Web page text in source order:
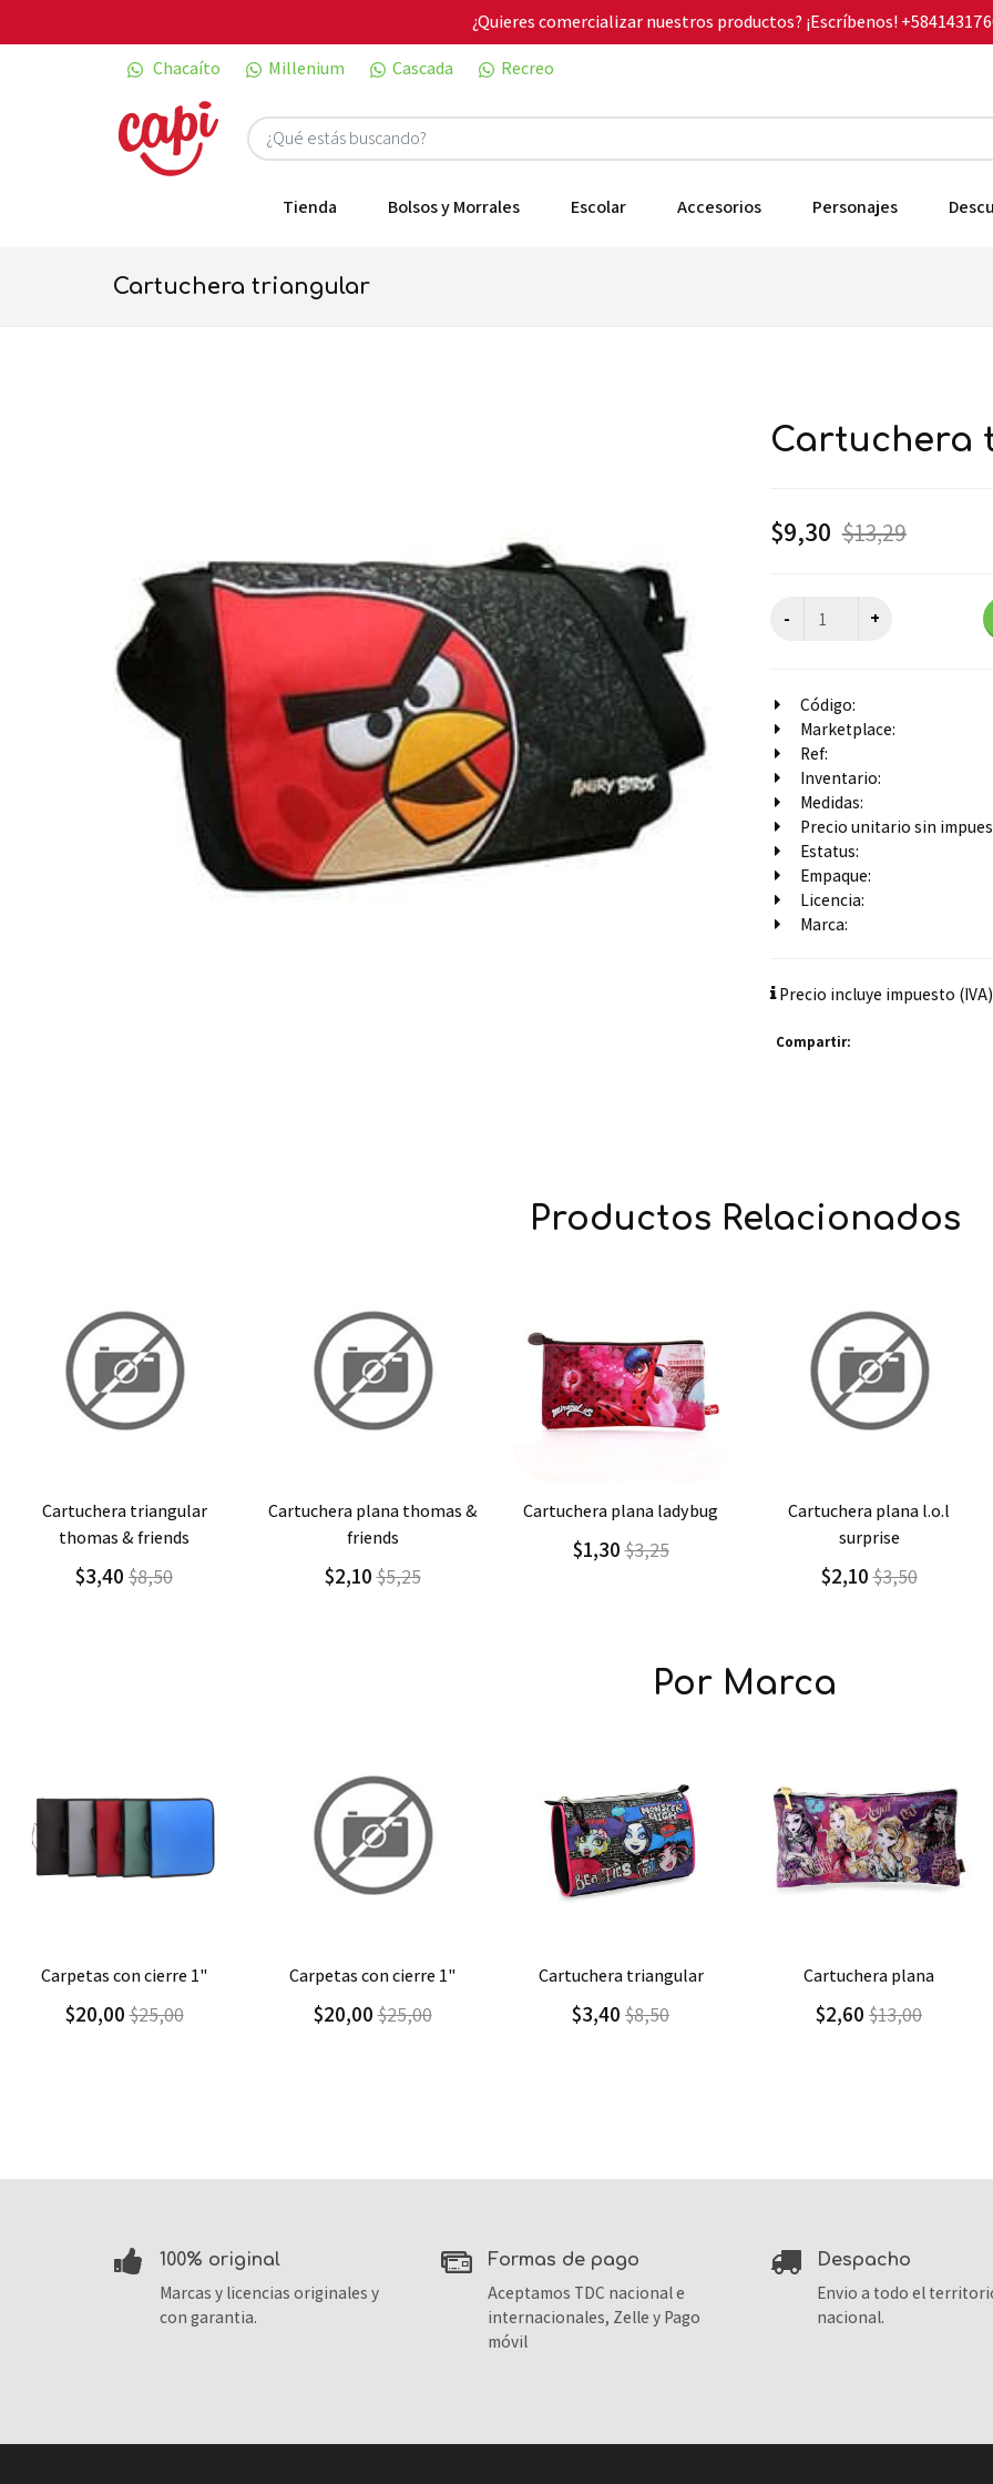
¿Quieres comercializar nuestros productos? ¡Escríbenos!
Chacaíto
Millenium Cascada Recreo
Tienda Bolsos y Morrales Escolar Accesorios Personajes
cartuchera triangular
$9,30 $13,29
Código:
Marketplace:
Ref:
Inventario:
Medidas:
Precio unitario sin
Estatus:
Empaque:
Licencia:
Marca:
Precio incluye impuesto
Compartir:
Productos Relacionados
Agregar Detalle
friends
$2,10 $5,25
Agregar Detalle
cartuchera plana ladybug
$1,30$3,25
Agregar Detalle
cartuchera plana l.o.l
surprise
Agregar Detalle
simpsons
$3,00 $4,29
Por Marca
Agregar Detalle
carpetas con cierre 1"
$20,00$25,00
Agregar Detalle
cartuchera triangular
$3,40$8,50
Agregar Detalle
cartuchera plana
$2,60 $13,00
Agregar Detalle
delantal mediano top wing
$3,40 $8,50
100% original
Marcas y licencias originales y
con garantia.
formas de pago
Aceptamos TDC nacional e
internacionales, Zelle y Pago
móvil
despacho
Envio a todo el
nacional.